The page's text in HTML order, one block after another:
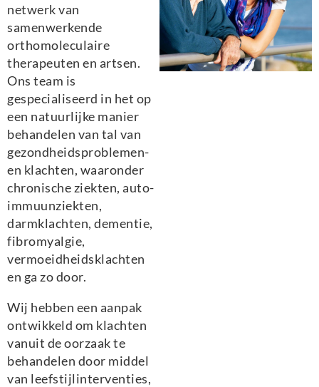
netwerk van
samenwerkende
orthomoleculaire
therapeuten en artsen.
Ons team is
gespecialiseerd in het op
een natuurlijke manier
behandelen van tal van
gezondheidsproblemen-
en klachten, waaronder
chronische ziekten, auto-
immuunziekten,
darmklachten, dementie,
fibromyalgie,
vermoeidheidsklachten
en ga zo door.
Wij hebben een aanpak
ontwikkeld om klachten
vanuit de oorzaak te
behandelen door middel
van leefstijlinterventies,